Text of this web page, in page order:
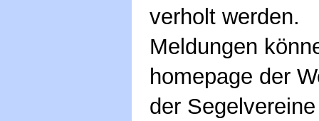
verholt werden.
Meldungen
homepage der
der